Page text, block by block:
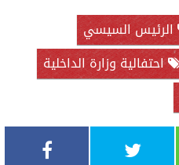
الرئيس السيسي
احتفالية وزارة الداخلية